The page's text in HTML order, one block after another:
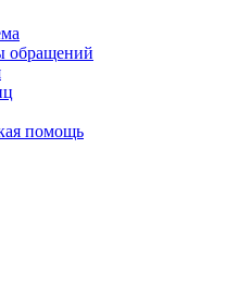
обращений
помощь